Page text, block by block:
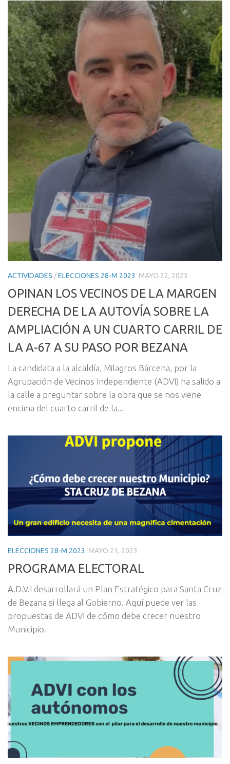
ACTIVIDADES /ELECCIONES 28-M 2023 MAYO 22, 2023
OPINAN LOS VECINOS DE LA MARGEN
DERECHA DE LA AUTOVÍA SOBRE LA
AMPLIACIÓN A UN CUARTO CARRIL DE
LA A-67 A SU PASO POR BEZANA
La candidata a la alcaldía, Milagros Bárcena, por la
Agrupación de Vecinos Independiente (ADVI) ha salido a
la calle a preguntar sobre la obra que se nos viene
encima del cuarto carril de la...
ELECCIONES 28-M 2023 MAYO 21, 2023
PROGRAMA ELECTORAL
A.D.V.I desarrollará un Plan Estratégico para Santa Cruz
de Bezana si llega al Gobierno. Aquí puede ver las
propuestas de ADVI de cómo debe crecer nuestro
Municipio.